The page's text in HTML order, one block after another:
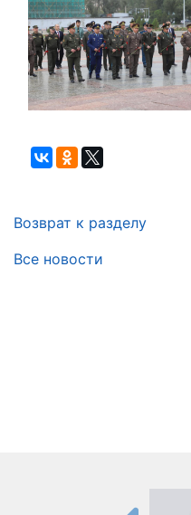
Возврат к разделу
Все новости